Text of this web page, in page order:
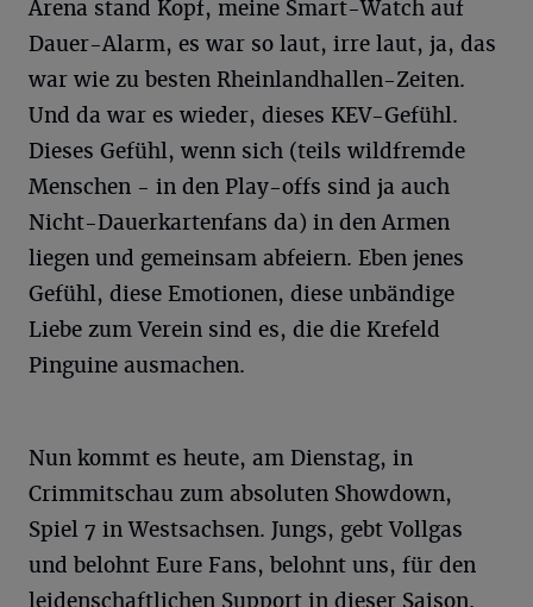
Arena stand Kopf, meine Smart-Watch auf
Dauer-Alarm, es war so laut, irre laut, ja, das
war wie zu besten Rheinlandhallen-Zeiten.
Und da war es wieder, dieses KEV-Gefühl.
Dieses Gefühl, wenn sich (teils wildfremde
Menschen - in den Play-offs sind ja auch
Nicht-Dauerkartenfans da) in den Armen
liegen und gemeinsam abfeiern. Eben jenes
Gefühl, diese Emotionen, diese unbändige
Liebe zum Verein sind es, die die Krefeld
Pinguine ausmachen.
Nun kommt es heute, am Dienstag, in
Crimmitschau zum absoluten Showdown,
Spiel 7 in Westsachsen. Jungs, gebt Vollgas
und belohnt Eure Fans, belohnt uns, für den
leidenschaftlichen Support in dieser Saison.